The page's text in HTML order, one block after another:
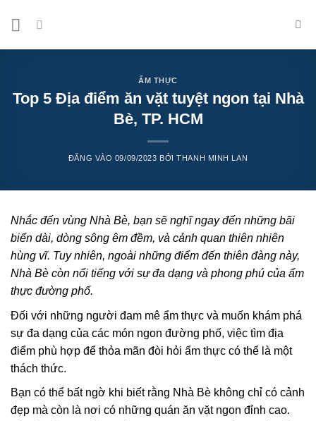
ẨM THỰC
Top 5 Địa điểm ăn vặt tuyệt ngon tại Nhà
Bè, TP. HCM
ĐĂNG VÀO 09/09/2023 BỞITHANH MINH LAN
Nhắc đến vùng Nhà Bè, bạn sẽ nghĩ ngay đến những bãi
biển dài, dòng sông êm đềm, và cảnh quan thiên nhiên
hùng vĩ. Tuy nhiên, ngoài những điểm đến thiên đàng này,
Nhà Bè còn nổi tiếng với sự đa dạng và phong phú của ẩm
thực đường phố.
Đối với những người đam mê ẩm thực và muốn khám phá
sự đa dạng của các món ngon đường phố, việc tìm địa
điểm phù hợp để thỏa mãn đòi hỏi ẩm thực có thể là một
thách thức.
Bạn có thể bất ngờ khi biết rằng Nhà Bè không chỉ có cảnh
đẹp mà còn là nơi có những quán ăn vặt ngon đỉnh cao.